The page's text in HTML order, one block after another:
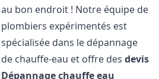
au bon endroit ! Notre équipe de
plombiers expérimentés est
spécialisée dans le dépannage
de chauffe-eau et offre desdevis
Dépannage chauffe eau